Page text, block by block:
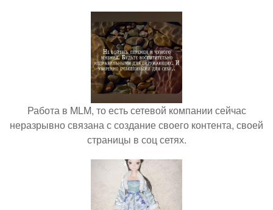
Работа в MLM, то есть сетевой компании сейчас
неразрывно связана с создание своего контента, своей
страницы в соц сетях.